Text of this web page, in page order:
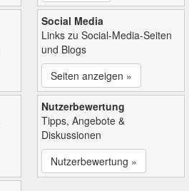
Social Media
Links zu Social-Media-Seiten
und Blogs
Seiten anzeigen »
Nutzerbewertung
Tipps, Angebote &
Diskussionen
Nutzerbewertung »